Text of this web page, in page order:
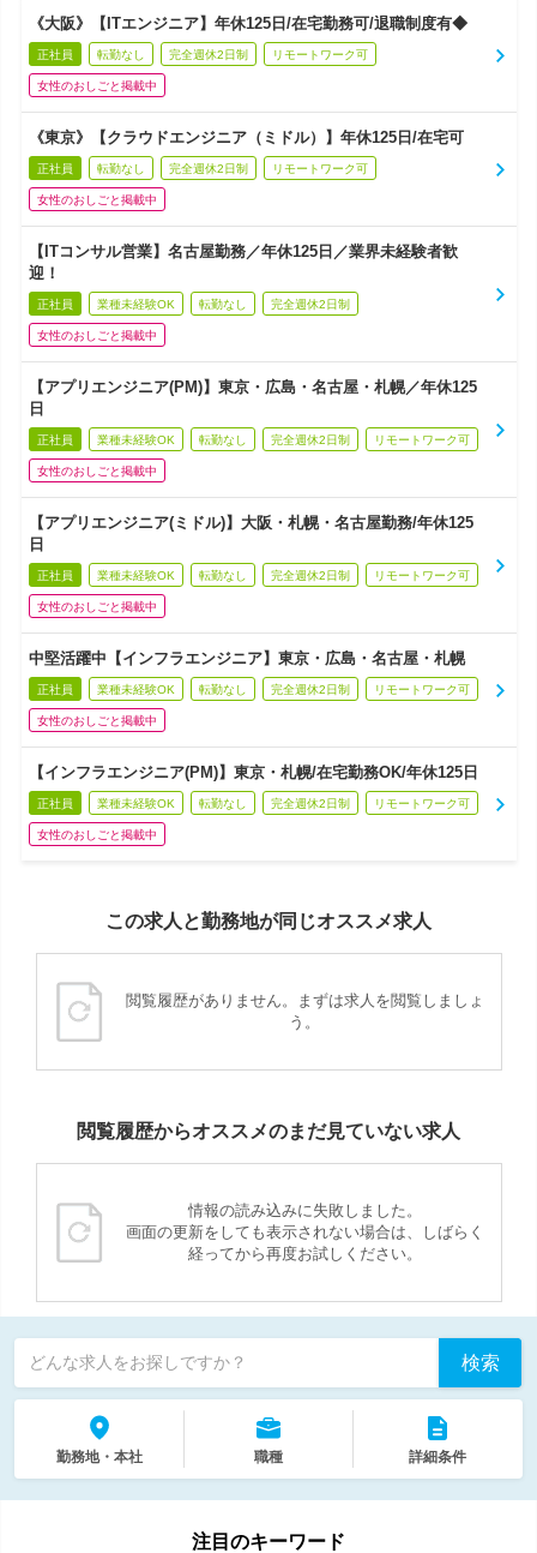
《大阪》【ITエンジニア】年休125日/在宅勤務可/退職制度有◆
正社員 転勤なし 完全週休2日制 リモートワーク可
女性のおしごと掲載中
《東京》【クラウドエンジニア（ミドル）】年休125日/在宅可
正社員 転勤なし 完全週休2日制 リモートワーク可
女性のおしごと掲載中
【ITコンサル営業】名古屋勤務／年休125日／業界未経験者歓
迎！
正社員 業種未経験OK 転勤なし 完全週休2日制
女性のおしごと掲載中
【アプリエンジニア(PM)】東京・広島・名古屋・札幌／年休125
日
正社員 業種未経験OK 転勤なし 完全週休2日制 リモートワーク可
女性のおしごと掲載中
【アプリエンジニア(ミドル)】大阪・札幌・名古屋勤務/年休125
日
正社員 業種未経験OK 転勤なし 完全週休2日制 リモートワーク可
女性のおしごと掲載中
中堅活躍中【インフラエンジニア】東京・広島・名古屋・札幌
正社員 業種未経験OK 転勤なし 完全週休2日制 リモートワーク可
女性のおしごと掲載中
【インフラエンジニア(PM)】東京・札幌/在宅勤務OK/年休125日
正社員 業種未経験OK 転勤なし 完全週休2日制 リモートワーク可
女性のおしごと掲載中
この求人と勤務地が同じオススメ求人
閲覧履歴がありません。まずは求人を閲覧しましょ
う。
閲覧履歴からオススメのまだ見ていない求人
情報の読み込みに失敗しました。
画面の更新をしても表示されない場合は、しばらく
経ってから再度お試しください。
どんな求人をお探しですか？ 検索
勤務地・本社 職種 詳細条件
注目のキーワード